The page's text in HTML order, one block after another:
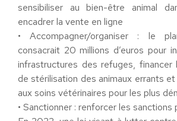
sensibiliser au bien-être animal
encadrer la vente en ligne
• Accompagner/organiser : le
consacrait 20 millions d’euros pour
infrastructures des refuges, financer
de stérilisation des animaux errants et
aux soins vétérinaires pour les plus
• Sanctionner : renforcer les sanctions